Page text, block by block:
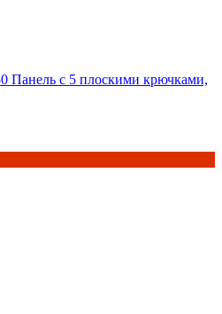
Панель с 5 плоскими крючками,